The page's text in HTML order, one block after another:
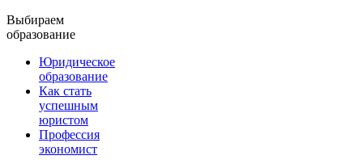
Выбираем
образование
Юридическое
образование
Как стать
успешным
юристом
Профессия
экономист